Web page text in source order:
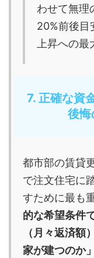
わせて無理
20%前後目
上昇への
7. 正確な資
後悔
都市部の賃貸
で注文住宅に
すために最も
的な希望条件
（月々返済額
家が建つのか